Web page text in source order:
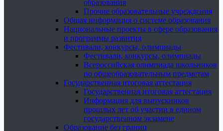
образования
Прочие образовательные учреждения
Общая информация о системе образования
Национальные проекты в сфере образования
и программы развития
Фестивали, конкурсы, олимпиады
Фестивали, конкурсы, олимпиады
Всероссийская олимпиада школьников
по общеобразовательным предметам
Государственная итоговая аттестация
Государственная итоговая аттестация
Информация для выпускников
прошлых лет об участии в едином
государственном экзамене
Образование без границ